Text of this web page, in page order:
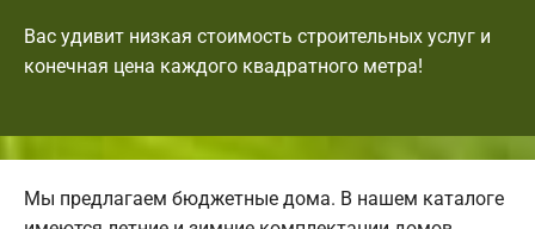
Вас удивит низкая стоимость строительных услуг и
конечная цена каждого квадратного метра!
Мы предлагаем бюджетные дома. В нашем каталоге